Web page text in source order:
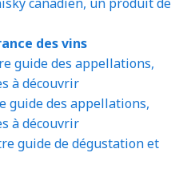
des vins
guide des appellations,
à découvrir
guide des appellations,
à découvrir
guide de dégustation et